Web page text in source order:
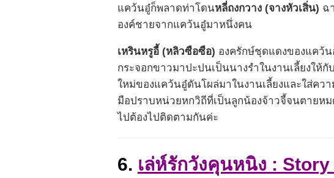
แคว้นอู๋ก็พลาดท่าโดนหลี่ถงกวาง (จางหัวเสิ่น) ฉ
องค์ชายจากแคว้นอู๋มาหนึ่งคน
เหรินหรูอี้ (หลิวซือซือ) องครักษ์ชุดแดงของแคว้
กระจอกขาวมาปะปนเป็นนางรำในงานเลี้ยงให้
ใหม่ของแคว้นอู๋ดันโผล่มาในงานเลี้ยงและใส่คว
มือปราบหน่วยหกวิถีที่เป็นลูกน้องจ้าวจี้จนตายห
ไปต้องไปติดตามกันค่ะ
6. เล่ห์รักวังคุนหนิง :